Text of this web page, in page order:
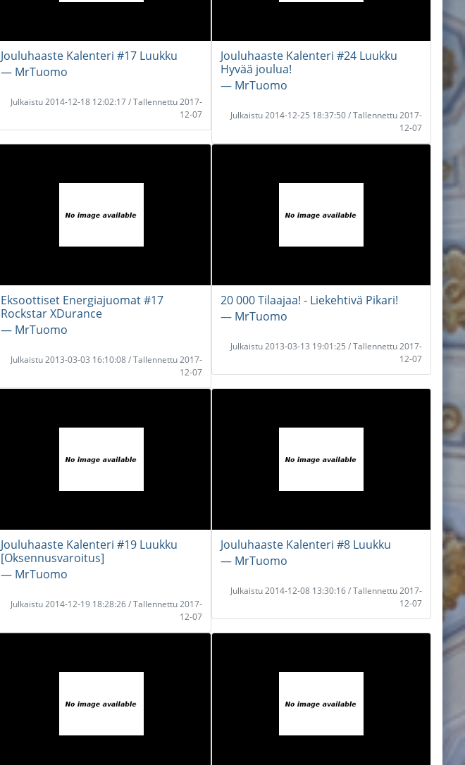
Jouluhaaste Kalenteri #17 Luukku
― MrTuomo
Julkaistu 2014-12-18 12:02:17 / Tallennettu 2017-
12-07
Jouluhaaste Kalenteri #24 Luukku
Hyvää joulua!
― MrTuomo
Julkaistu 2014-12-25 18:37:50 / Tallennettu 2017-
12-07
Eksoottiset Energiajuomat #17
Rockstar XDurance
― MrTuomo
Julkaistu 2013-03-03 16:10:08 / Tallennettu 2017-
12-07
20 000 Tilaajaa! - Liekehtivä Pikari!
― MrTuomo
Julkaistu 2013-03-13 19:01:25 / Tallennettu 2017-
12-07
Jouluhaaste Kalenteri #19 Luukku
[Oksennusvaroitus]
― MrTuomo
Julkaistu 2014-12-19 18:28:26 / Tallennettu 2017-
12-07
Jouluhaaste Kalenteri #8 Luukku
― MrTuomo
Julkaistu 2014-12-08 13:30:16 / Tallennettu 2017-
12-07